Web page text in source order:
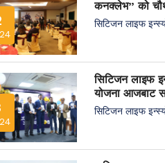
कनक्लेभ” को
सिटिजन लाइफ
सिटिजन लाइफ
योजना आजबाट
सिटिजन लाइफ